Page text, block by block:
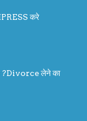
करे
?Divorce लेने का